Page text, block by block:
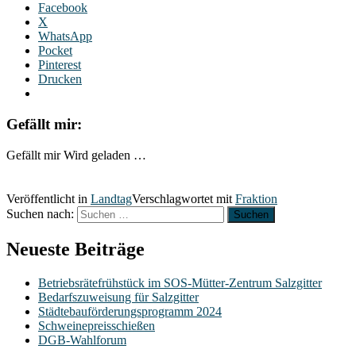
Facebook
X
WhatsApp
Pocket
Pinterest
Drucken
Gefällt mir:
Gefällt mir Wird geladen …
Veröffentlicht in LandtagVerschlagwortet mit Fraktion
Suchen nach:
Neueste Beiträge
Betriebsrätefrühstück im SOS-Mütter-Zentrum Salzgitter
Bedarfszuweisung für Salzgitter
Städtebauförderungsprogramm 2024
Schweinepreisschießen
DGB-Wahlforum